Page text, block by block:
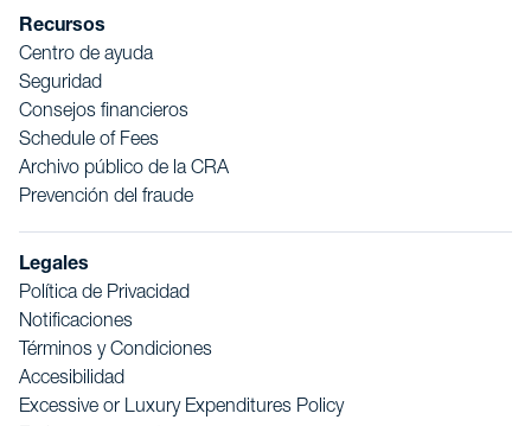
Recursos
Centro de ayuda
Seguridad
Consejos financieros
Schedule of Fees
Archivo público de la CRA
Prevención del fraude
Legales
Política de Privacidad
Notificaciones
Términos y Condiciones
Accesibilidad
Excessive or Luxury Expenditures Policy